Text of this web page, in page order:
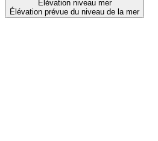
Élévation niveau mer
Élévation prévue du niveau de la mer